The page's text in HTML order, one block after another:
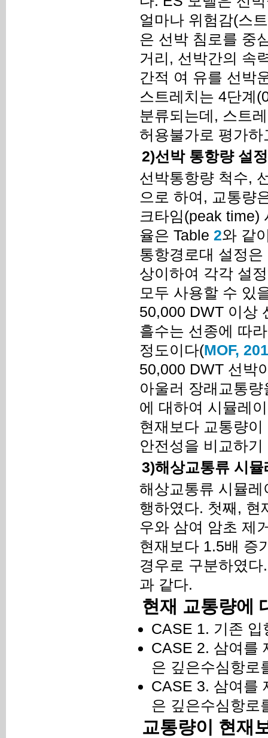
얼마나 위험감(스
은 선박 침로를 중
거리, 선박간의 속
간적 여 유를 선박
스트레치는 4단계
분류되는데, 스트
허용불가로 평가하
2)선박 통항량 설정
선박통항량 척수,
으로 하여, 교통량
크타임(peak time)
율은 Table 2와 같
통항경로대 설정
상이하여 각각 설
모두 사용할 수 있
50,000 DWT 이상
흘수는 선종에 따
정도이다(MOF,
50,000 DWT 선박
아울러 장래교통
에 대하여 시뮬레
현재보다 교통량
안전성을 비교하
3)해상교통류 시
해상교통류 시뮬
행하였다. 첫째, 현
우와 삼여 암초 제
현재보다 1.5배 증
경우로 구분하였
과 같다.
현재 교통량에
CASE 1. 기존
CASE 2. 삼여를
은 깊은수심항로
CASE 3. 삼여를
은 깊은수심항로
교통량이 현재